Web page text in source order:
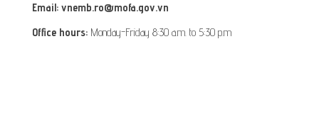
Email: vnemb.ro@mofa.gov.vn
Office hours: Monday-Friday 8:30 a.m. to 5:30 p.m